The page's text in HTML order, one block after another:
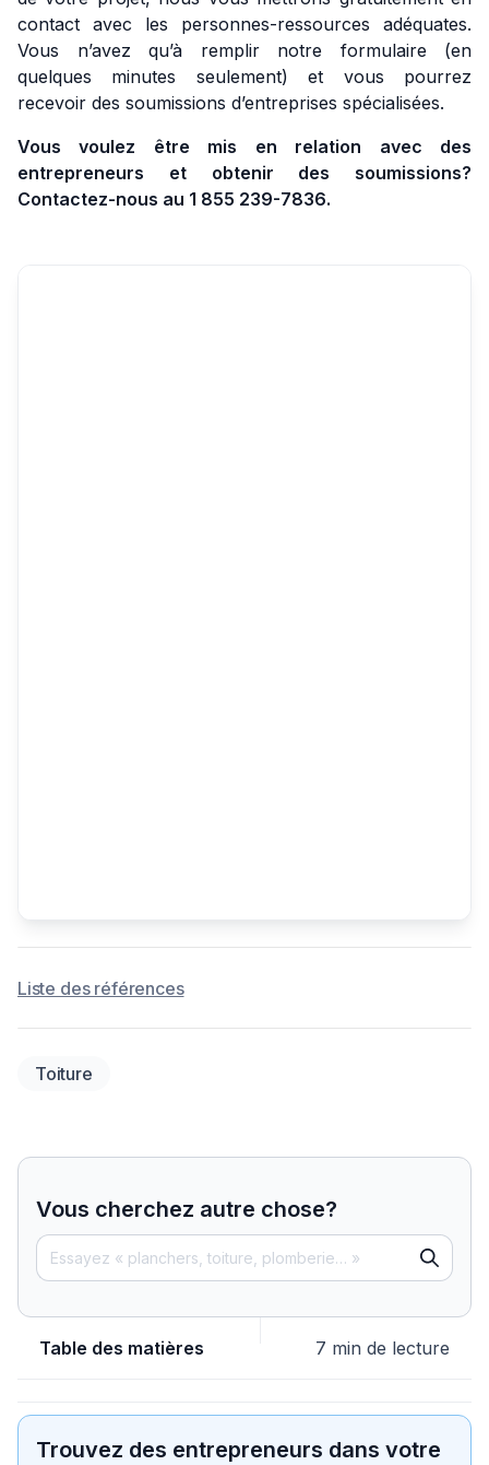
contact avec les personnes-ressources adéquates.
Vous n’avez qu’à remplir notre formulaire (en
quelques minutes seulement) et vous pourrez
recevoir des soumissions d’entreprises spécialisées.
Vous voulez être mis en relation avec des
entrepreneurs et obtenir des soumissions?
Contactez-nous au 1 855 239-7836.
Liste des références
Toiture
Vous cherchez autre chose?
Table des matières 7 min de lecture
Trouvez des entrepreneurs dans votre